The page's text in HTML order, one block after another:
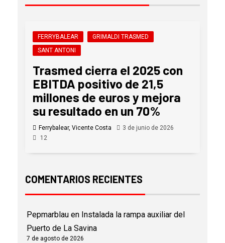
FERRYBALEAR
GRIMALDI TRASMED
SANT ANTONI
Trasmed cierra el 2025 con
EBITDA positivo de 21,5
millones de euros y mejora
su resultado en un 70%
Ferrybalear, Vicente Costa
3 de junio de 2026
12
COMENTARIOS RECIENTES
Pepmarblau en Instalada la rampa auxiliar del
Puerto de La Savina
7 de agosto de 2026